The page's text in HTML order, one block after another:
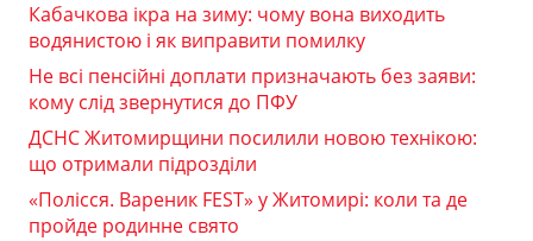
Кабачкова ікра на зиму: чому вона виходить
водянистою і як виправити помилку
Не всі пенсійні доплати призначають без заяви:
кому слід звернутися до ПФУ
ДСНС Житомирщини посилили новою технікою:
що отримали підрозділи
«Полісся. Вареник FEST» у Житомирі: коли та де
пройде родинне свято